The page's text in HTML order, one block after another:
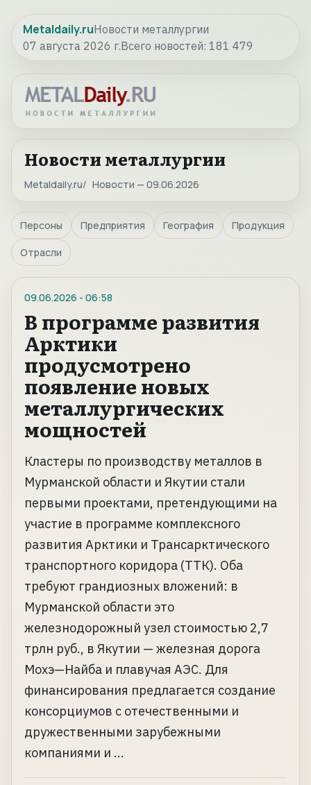
Metaldaily.ruНовости металлургии
07 августа 2026 г.Всего новостей: 181 479
Новости металлургии
Metaldaily.ru Новости — 09.06.2026
Персоны Предприятия География Продукция
Отрасли
09.06.2026 - 06:58
В программе развития
Арктики
продусмотрено
появление новых
металлургических
мощностей
Кластеры по производству металлов в
Мурманской области и Якутии стали
первыми проектами, претендующими на
участие в программе комплексного
развития Арктики и Трансарктического
транспортного коридора (ТТК). Оба
требуют грандиозных вложений: в
Мурманской области это
железнодорожный узел стоимостью 2,7
трлн руб., в Якутии — железная дорога
Мохэ—Найба и плавучая АЭС. Для
финансирования предлагается создание
консорциумов с отечественными и
дружественными зарубежными
компаниями и ...